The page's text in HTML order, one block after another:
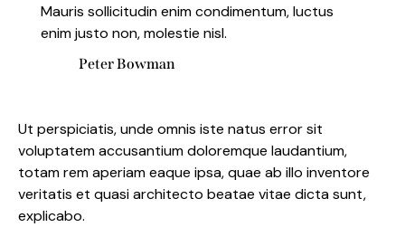
Mauris sollicitudin enim condimentum, luctus
enim justo non, molestie nisl.
Peter Bowman
Ut perspiciatis, unde omnis iste natus error sit
voluptatem accusantium doloremque laudantium,
totam rem aperiam eaque ipsa, quae ab illo inventore
veritatis et quasi architecto beatae vitae dicta sunt,
explicabo.